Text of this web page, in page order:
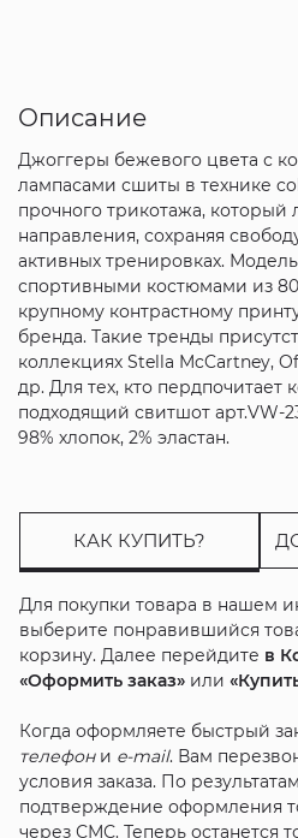
Описание
Джоггеры бежевого цвета с
лампасами сшиты в технике
прочного трикотажа, который
направления, сохраняя
активных тренировках.
спортивными костюмами из
крупному контрастному
бренда. Такие тренды
коллекциях Stella McCartney,
др. Для тех, кто пердпочитает
подходящий свитшот арт.VW-
98% хлопок, 2% эластан.
КАК КУПИТЬ?
Для покупки товара в нашем
выберите понравившийся
корзину. Далее перейдите в
«Оформить заказ»или
Когда оформляете быстрый
телефони e-mail. Вам
условия заказа. По
подтверждение оформления
через СМС. Теперь останется